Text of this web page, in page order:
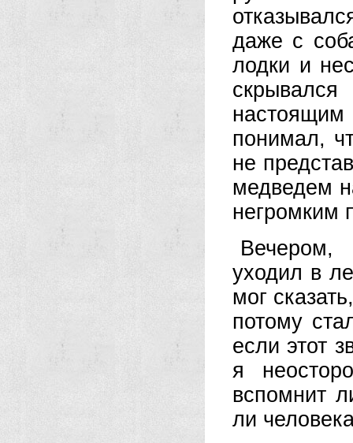
даже с
лодки и
понимал,
не
медведем
негромким
Вечером,
уходил в
мог
потому
если этот
я
вспомнит
ли